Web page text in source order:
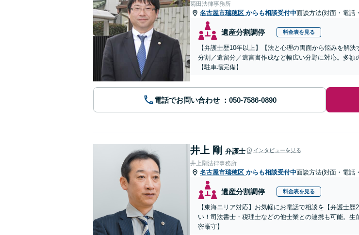
菊田法律事務所
名古屋市瑞穂区 からも相談受付中面談方法(対面・電話
遺産分割調停 料金表を見る
【弁護士歴10年以上】【法と心理の両面から悩みを解
分割／遺留分／遺言書作成など幅広い分野に対応。多額
【駐車場完備】
電話でお問い合わせ
井上 剛 弁護士 インタビューを見る
井上剛法律事務所
名古屋市瑞穂区 からも相談受付中面談方法(対面・電話
遺産分割調停 料金表を見る
【東海エリア対応】お気軽にお電話で相談を【弁護士
い！司法書士・税理士などの他士業との連携も可能。
密厳守】